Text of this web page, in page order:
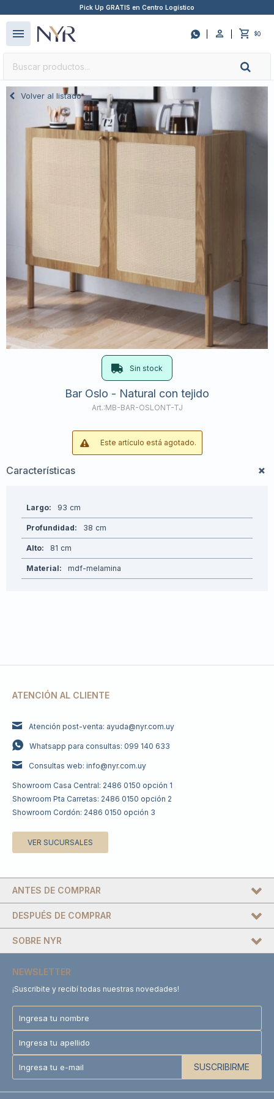
Pick Up GRATIS en Centro Logístico
 $0
menu
Volver al listado
Sin stock
Bar Oslo - Natural con tejido
MB-BAR-OSLONT-TJ
Este artículo está agotado.
Características
Largo 93
Profundidad 38
Alto 81
Material mdf-melamina
ATENCIÓN AL CLIENTE
Atención post-venta: ayuda@nyr.com.uy
Whatsapp para consultas: 099 140 633
Consultas web: info@nyr.com.uy
Showroom Casa Central: 2486 0150 opción 1
Showroom Pta Carretas: 2486 0150 opción 2
Showroom Cordón: 2486 0150 opción 3
VER SUCURSALES
DESPUÉS DE COMPRAR
SOBRE NYR
ANTES DE COMPRAR
NEWSLETTER
¡Suscribite y recibí todas nuestras novedades!
SUSCRIBIRME
close